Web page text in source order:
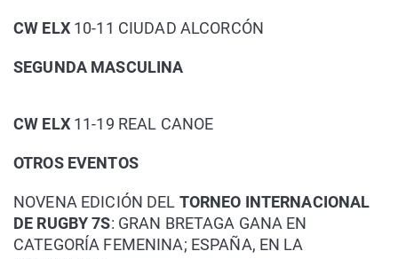
CW ELX 10-11 CIUDAD ALCORCÓN
SEGUNDA MASCULINA
CW ELX11-19 REAL CANOE
OTROS EVENTOS
NOVENA EDICIÓN DEL TORNEO INTERNACIONAL
DE RUGBY 7S: GRAN BRETAGA GANA EN
CATEGORÍA FEMENINA; ESPAÑA, EN LA